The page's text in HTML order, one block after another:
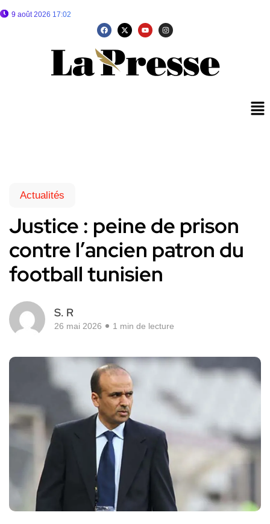
9 août 2026 17:02
Actualités
Justice : peine de prison
contre l’ancien patron du
football tunisien
S. R
26 mai 2026 1 min de lecture